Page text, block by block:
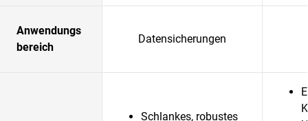
Anwendungs
bereich
Datensicherungen
Schlankes, robustes